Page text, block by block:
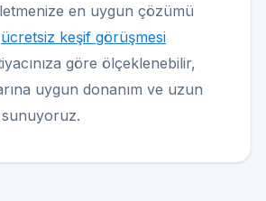
en uygun çözümü
ücretsiz keşif görüşmesi
göre ölçeklenebilir,
uygun donanım ve uzun